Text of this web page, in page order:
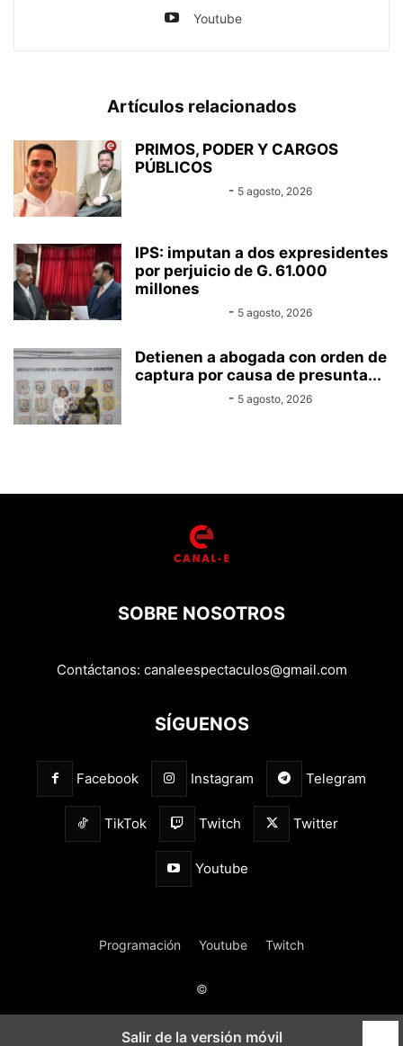
Youtube
Artículos relacionados
PRIMOS, PODER Y CARGOS
PÚBLICOS
- 5 agosto, 2026
IPS: imputan a dos expresidentes
por perjuicio de G. 61.000
millones
- 5 agosto, 2026
Detienen a abogada con orden de
captura por causa de presunta...
- 5 agosto, 2026
SOBRE NOSOTROS
Contáctanos: canaleespectaculos@gmail.com
SÍGUENOS
Facebook Instagram Telegram
TikTok Twitch Twitter
Youtube
Programación Youtube Twitch
©
Salir de la versión móvil